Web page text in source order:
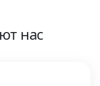
нас